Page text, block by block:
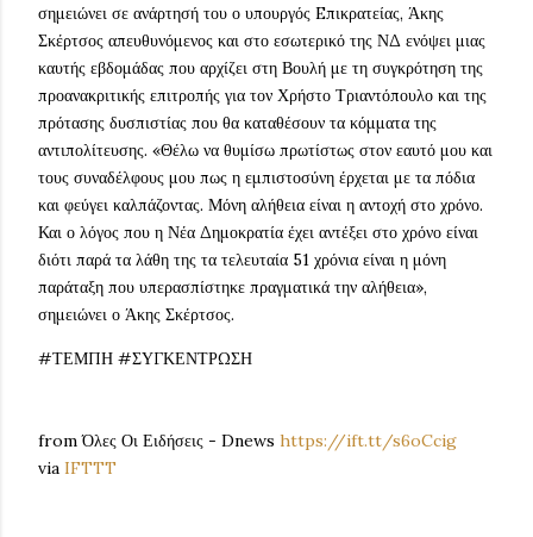
σημειώνει σε ανάρτησή του ο υπουργός Eπικρατείας, Άκης
Σκέρτσος απευθυνόμενος και στο εσωτερικό της ΝΔ ενόψει μιας
καυτής εβδομάδας που αρχίζει στη Βουλή με τη συγκρότηση της
προανακριτικής επιτροπής για τον Χρήστο Τριαντόπουλο και της
πρότασης δυσπιστίας που θα καταθέσουν τα κόμματα της
αντιπολίτευσης. «Θέλω να θυμίσω πρωτίστως στον εαυτό μου και
τους συναδέλφους μου πως η εμπιστοσύνη έρχεται με τα πόδια
και φεύγει καλπάζοντας. Μόνη αλήθεια είναι η αντοχή στο χρόνο.
Και ο λόγος που η Νέα Δημοκρατία έχει αντέξει στο χρόνο είναι
διότι παρά τα λάθη της τα τελευταία 51 χρόνια είναι η μόνη
παράταξη που υπερασπίστηκε πραγματικά την αλήθεια»,
σημειώνει ο Άκης Σκέρτσος.
#ΤΕΜΠΗ #ΣΥΓΚΕΝΤΡΩΣΗ
from Όλες Οι Ειδήσεις - Dnews https://ift.tt/s6oCcig
via IFTTT